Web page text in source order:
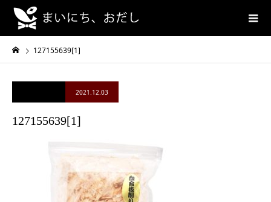
127155639[1]
2021.12.03
127155639[1]